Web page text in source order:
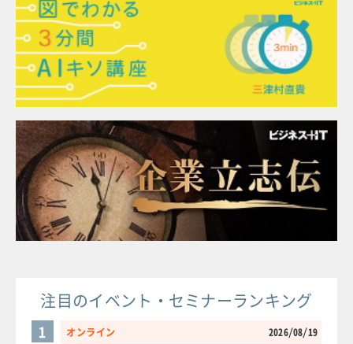
注目のイベント・セミナーランキング
オンライン 2026/08/19
1